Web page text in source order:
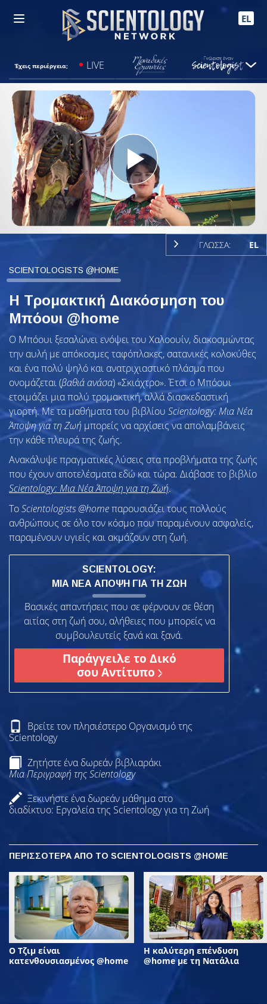
EL
Έχεις περιέργεια; LIVE
Play
Video
ΓΛΩΣΣΑ: EL
SCIENTOLOGISTS @HOME
Η Τρομακτική Διακόσμηση του
Μπόουι @home
Ο Μπόουι ξεσαλώνει ενόψει του Χαλοουίν, διακοσμώντας
την αυλή με απόκοσμες ταφόπλακες, σατανικές κολοκύθες
και ένα πολύ ψηλό και ανατριχιαστικό πλάσμα που
ονομάζεται (βαθιά ανάσα) «Σκιάχτρο». Έτσι ο Μπόουι
ετοιμάζει μια πολύ τρομακτική, αλλά διασκεδαστική
γιορτή. Με τα μαθήματα του βιβλίου Scientology: Μια Νέα
Άποψη για τη Ζωή μπορείς να αρχίσεις να απολαμβάνεις
την κάθε πλευρά της ζωής.
Ανακάλυψε πραγματικές λύσεις στα προβλήματα της ζωής
που έχουν αποτελέσματα εδώ και τώρα. Διάβασε το βιβλίο
Scientology: Μια Νέα Άποψη για τη Ζωή.
ToScientologists @homeπαρουσιάζει τους πολλούς
ανθρώπους σε όλο τον κόσμο που παραμένουν ασφαλείς,
παραμένουν υγιείς και ακμάζουν στη ζωή.
SCIENTOLOGY:
ΜΙΑ ΝΕΑ ΑΠΟΨΗ ΓΙΑ ΤΗ ΖΩΗ
Βασικές απαντήσεις που σε φέρνουν σε θέση
αιτίας στη ζωή σου, αλήθειες που μπορείς να
συμβουλευτείς ξανά και ξανά.
Παράγγειλε το Δικό
σου Αντίτυπο
Βρείτε τον πλησιέστερο Οργανισμό της
Scientology
Ζητήστε ένα δωρεάν βιβλιαράκι
Μια Περιγραφή της Scientology
Ξεκινήστε ένα δωρεάν μάθημα στο
διαδίκτυο: Εργαλεία της Scientology για τη Ζωή
ΠΕΡΙΣΣΟΤΕΡΑ ΑΠΟ ΤΟ SCIENTOLOGISTS @HOME
Ο Τζιμ είναι
κατενθουσιασμένος @home
Η καλύτερη επένδυση
@home με τη Νατάλια